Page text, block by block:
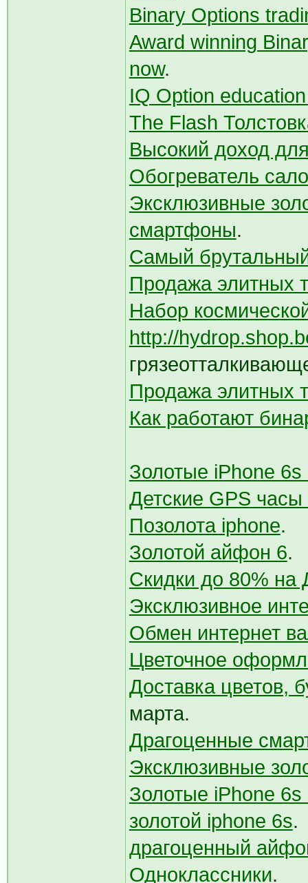
Binary Options
Award winning
now.
IQ Option
The Flash
Высокий доход
Обогреватель
Эксклюзивные
смартфоны.
Самый
Продажа элитных
Набор
http://
Продажа элитных
Как работают
Золотые iPhone
Детские GPS
Позолота iphone.
Золотой айфон 6.
Скидки до 80% на
Эксклюзивное
Обмен интернет
Цветочное
Доставка цветов,
марта.
Драгоценные
Эксклюзивные
Золотые iPhone
золотой iphone 6s.
драгоценный
Одноклассники.